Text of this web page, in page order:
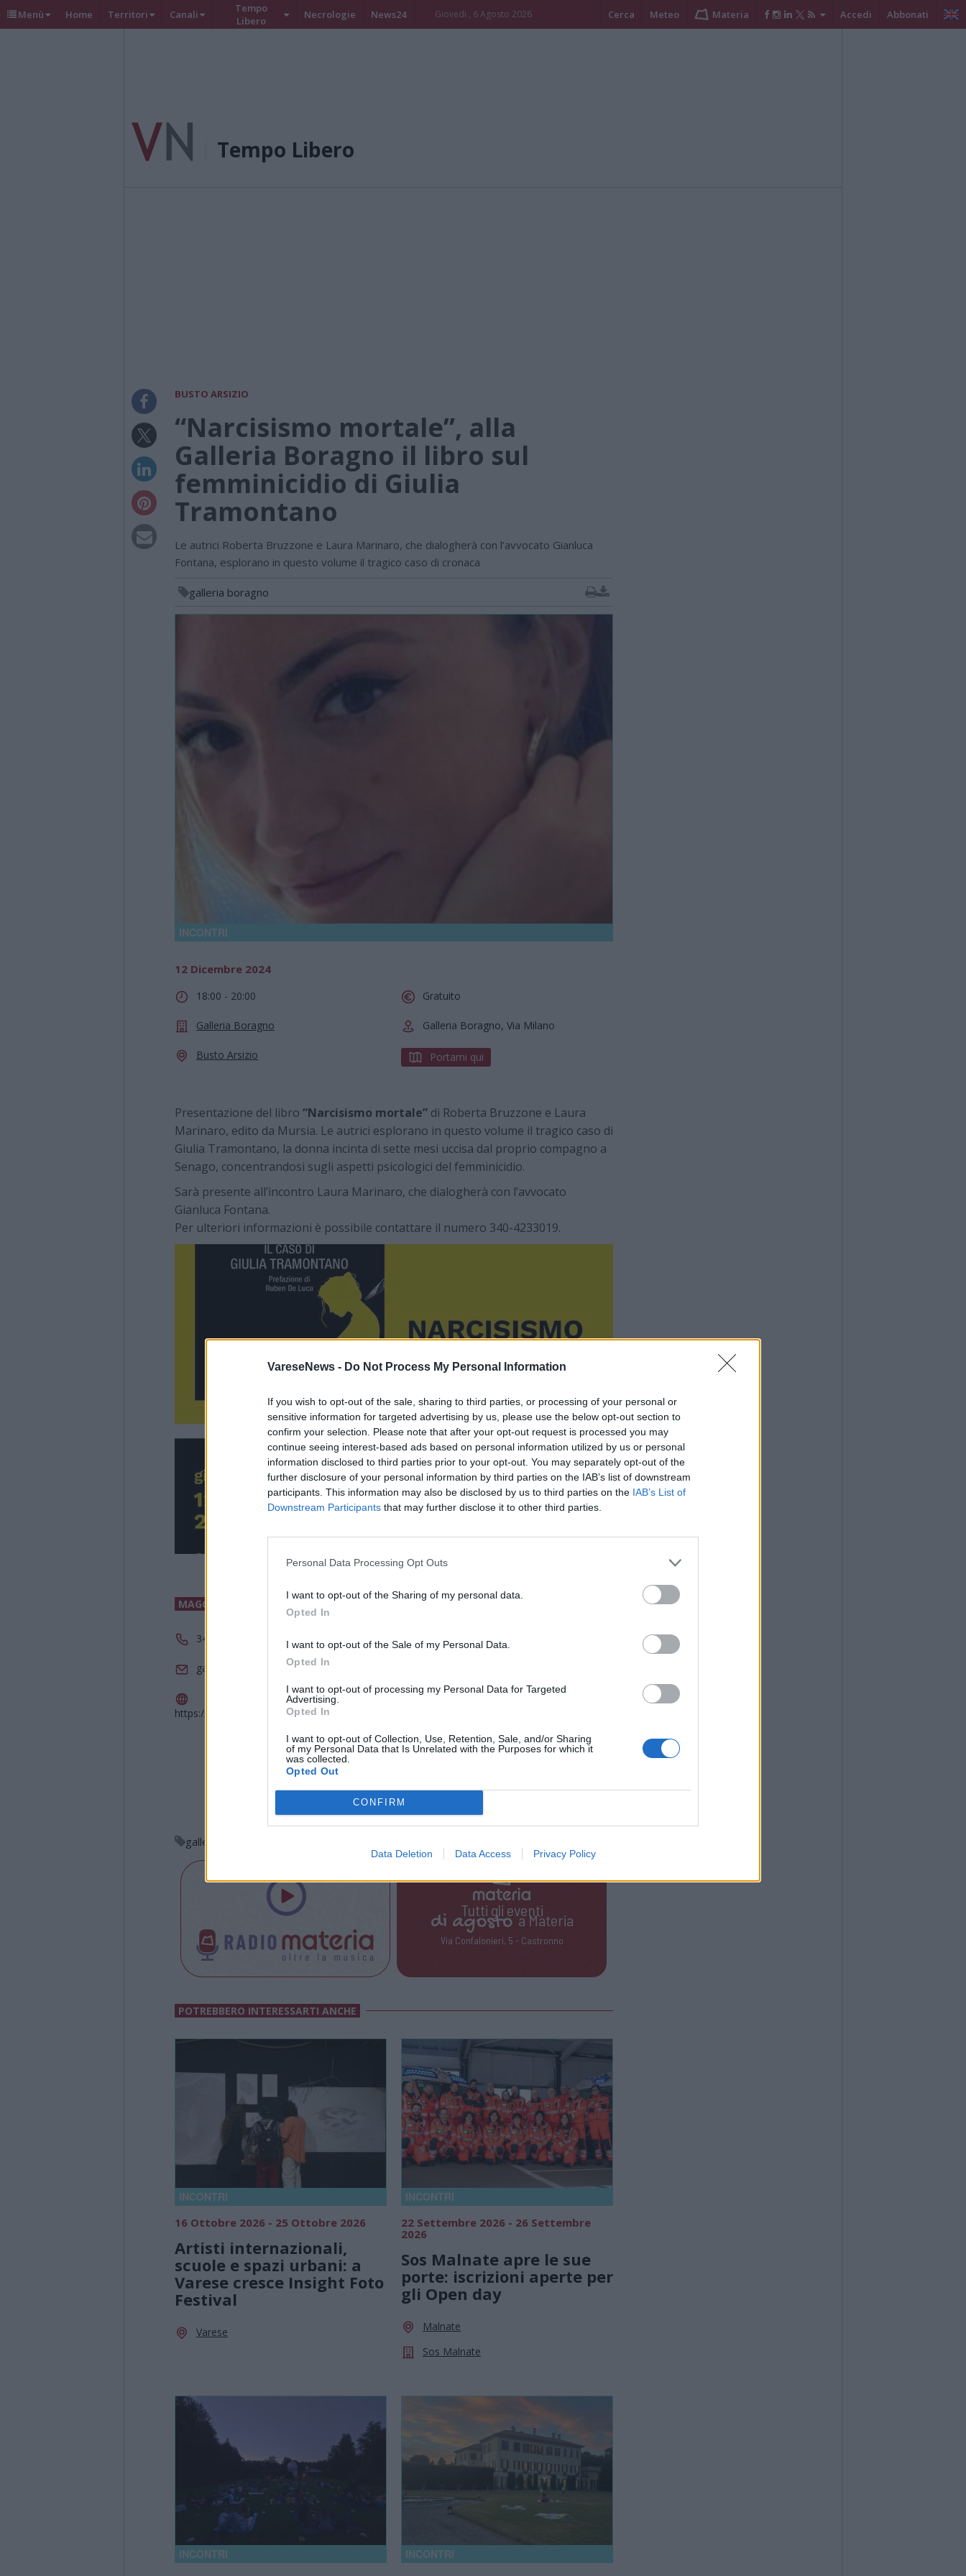
VareseNews - Do Not Process My Personal Information
If you wish to opt-out of the sale, sharing to third parties, or processing of your personal or
sensitive information for targeted advertising by us, please use the below opt-out section to
confirm your selection. Please note that after your opt-out request is processed you may
continue seeing interest-based ads based on personal information utilized by us or personal
information disclosed to third parties prior to your opt-out. You may separately opt-out of the
further disclosure of your personal information by third parties on the IAB’s list of downstream
participants. This information may also be disclosed by us to third parties on the IAB’s List of
Downstream Participants that may further disclose it to other third parties.
Personal Data Processing Opt Outs
I want to opt-out of the Sharing of my personal data.
Opted In
I want to opt-out of the Sale of my Personal Data.
Opted In
I want to opt-out of processing my Personal Data for Targeted
Advertising.
Opted In
I want to opt-out of Collection, Use, Retention, Sale, and/or Sharing
of my Personal Data that Is Unrelated with the Purposes for which it
was collected.
Opted Out
CONFIRM
Data Deletion Data Access Privacy Policy
Menù Home Territori Canali
Tempo
Libero
Necrologie News24 Giovedi , 6 Agosto 2026 Cerca Meteo Materia Accedi Abbonati
Tempo Libero
BUSTO ARSIZIO
“Narcisismo mortale”, alla
Galleria Boragno il libro sul
femminicidio di Giulia
Tramontano
Le autrici Roberta Bruzzone e Laura Marinaro, che dialogherà con l’avvocato Gianluca
Fontana, esplorano in questo volume il tragico caso di cronaca
galleria boragno
INCONTRI
12 Dicembre 2024
18:00 - 20:00 Gratuito
Galleria Boragno Galleria Boragno, Via Milano
Busto Arsizio Portami qui
Presentazione del libro “Narcisismo mortale” di Roberta Bruzzone e Laura
Marinaro, edito da Mursia. Le autrici esplorano in questo volume il tragico caso di
Giulia Tramontano, la donna incinta di sette mesi uccisa dal proprio compagno a
Senago, concentrandosi sugli aspetti psicologici del femminicidio.
Sarà presente all’incontro Laura Marinaro, che dialogherà con l’avvocato
Gianluca Fontana.
Per ulteriori informazioni è possibile contattare il numero 340-4233019.
MAGGIORI INFORMAZIONI
3404233019
galleriaboragno.bustoarsizio@gmail.com
https://www.facebook.com/galleriaboragno/
ORGANIZZATO DA
Galleria Boragno
galleria boragno
Tutti gli eventi
di agostoa Materia
Via Confalonieri, 5 - Castronno
POTREBBERO INTERESSARTI ANCHE
INCONTRI
16 Ottobre 2026 - 25 Ottobre 2026
Artisti internazionali,
scuole e spazi urbani: a
Varese cresce Insight Foto
Festival
Varese
INCONTRI
22 Settembre 2026 - 26 Settembre
2026
Sos Malnate apre le sue
porte: iscrizioni aperte per
gli Open day
Malnate
Sos Malnate
INCONTRI
INCONTRI